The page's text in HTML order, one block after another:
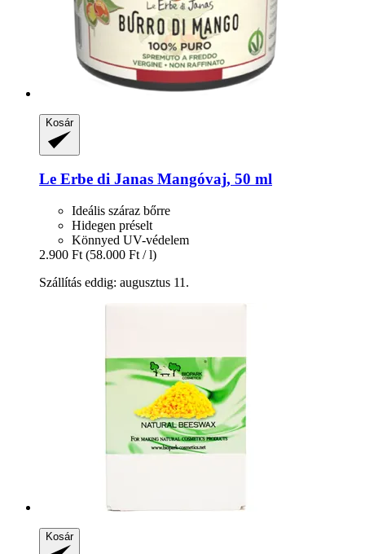
Kosár
Le Erbe di Janas Mangóvaj, 50 ml
Ideális száraz bőrre
Hidegen préselt
Könnyed UV-védelem
2.900 Ft (58.000 Ft / l)
Szállítás eddig: augusztus 11.
Kosár